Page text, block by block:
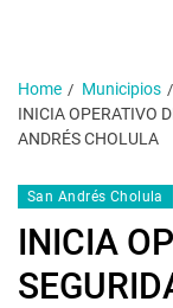
Home Municipios
INICIA OPERATIVO
ANDRÉS CHOLULA
San Andrés Cholula
INICIA